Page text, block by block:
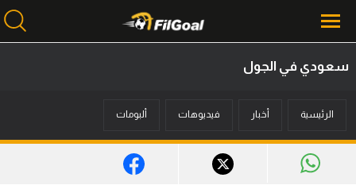
أخبار
سعودي في الجول
الرئيسية أخبار فيديوهات ألبومات